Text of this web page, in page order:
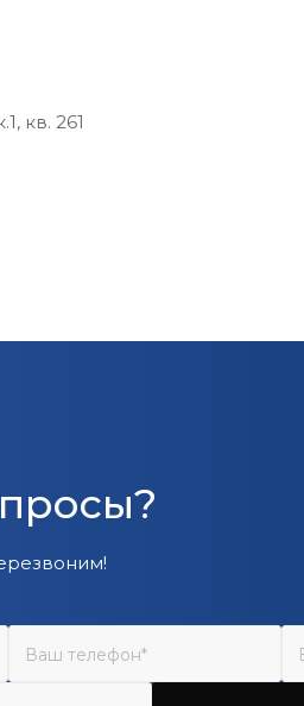
кв. 261